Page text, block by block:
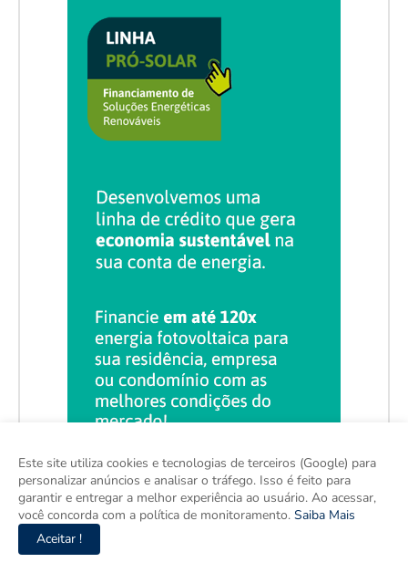
Este site utiliza cookies e tecnologias de terceiros (Google) para
personalizar anúncios e analisar o tráfego. Isso é feito para
garantir e entregar a melhor experiência ao usuário. Ao acessar,
você concorda com a política de monitoramento. Saiba Mais
Aceitar !